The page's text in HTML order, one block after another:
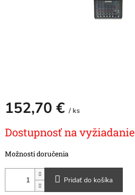
152,70 € / ks
cena:
Dostupnosť na vyžiadanie
Možnosti doručenia
Pridať do košíka